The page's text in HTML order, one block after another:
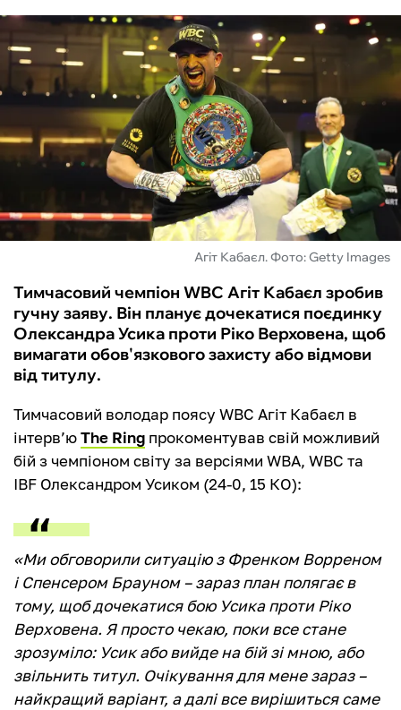
КІБЕРСПОРТ
ЧС-2026
ФУТЗАЛ
ІНШІ
БУКМЕКЕРИ
Агіт Кабаєл. Фото: Getty Images
Тимчасовий чемпіон WBC Агіт Кабаєл зробив
гучну заяву. Він планує дочекатися поєдинку
Олександра Усика проти Ріко Верховена, щоб
вимагати обов'язкового захисту або відмови
від титулу.
Тимчасовий володар поясу WBC Агіт Кабаєл в
інтерв’юThe Ring прокоментував свій можливий
бій з чемпіоном світу за версіями WBA, WBC та
IBF Олександром Усиком (24-0, 15 КО):
«Ми обговорили ситуацію з Френком Ворреном
і Спенсером Брауном – зараз план полягає в
тому, щоб дочекатися бою Усика проти Ріко
Верховена. Я просто чекаю, поки все стане
зрозуміло: Усик або вийде на бій зі мною, або
звільнить титул. Очікування для мене зараз –
найкращий варіант, а далі все вирішиться саме